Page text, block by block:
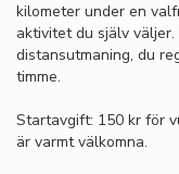
kilometer under en
aktivitet du själv
distansutmaning, du
timme.
Startavgift: 150 kr för
är varmt välkomna.